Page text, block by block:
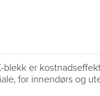
blekk er
for innendørs og